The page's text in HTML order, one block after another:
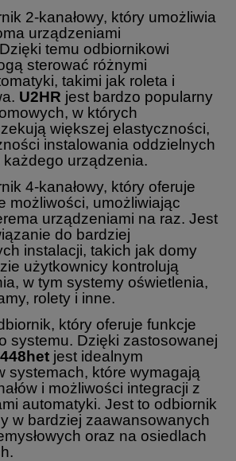
2-kanałowy, który umożliwia
urządzeniami
temu odbiornikowi
sterować różnymi
takimi jak roleta i
U2HR jest bardzo popularny
w których
większej elastyczności,
instalowania oddzielnych
urządzenia.
4-kanałowy, który oferuje
możliwości, umożliwiając
urządzeniami na raz. Jest
do bardziej
instalacji, takich jak domy
użytkownicy kontrolują
w tym systemy oświetlenia,
rolety i inne.
który oferuje funkcje
systemu. Dzięki zastosowanej
jest idealnym
systemach, które wymagają
i możliwości integracji z
automatyki. Jest to odbiornik
w bardziej zaawansowanych
oraz na osiedlach